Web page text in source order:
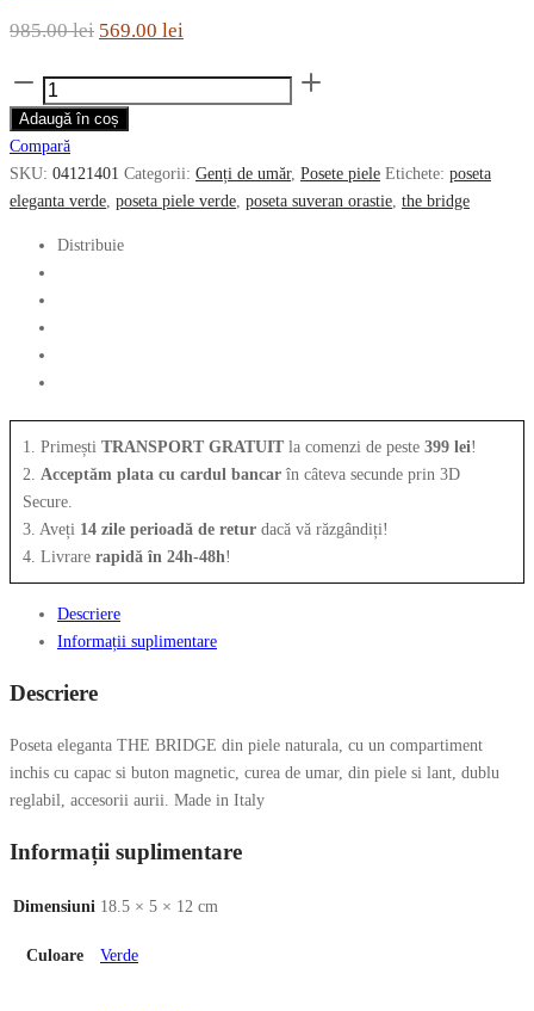
985.00lei Prețul
fost:
985.00 lei.
569.00 lei
Cantitate
Poseta
eleganta
piele
naturala
04121401
Adaugă în coș
Compară
SKU: 04121401 Categorii: Genți de umăr, Posete piele Etichete: poseta
eleganta verde poseta piele verde poseta suveran orastie the bridge
Distribuie
1. Primești TRANSPORT GRATUIT la comenzi de peste 399 lei!
2. Acceptăm plata cu cardul bancar în câteva secunde prin 3D
Secure.
3. Aveți 14 zile perioadă de retur dacă vă răzgândiți!
4. Livrare rapidă în 24h-48h!
Descriere
Informații suplimentare
Descriere
Poseta eleganta THE BRIDGE din piele naturala, cu un compartiment
inchis cu capac si buton magnetic, curea de umar, din piele si lant, dublu
reglabil, accesorii aurii. Made in Italy
Informații suplimentare
Dimensiuni 18.5 × 5 × 12 cm
Culoare Verde